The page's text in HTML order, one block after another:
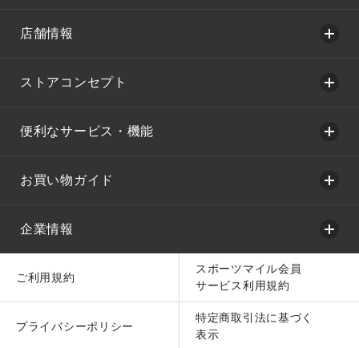
店舗情報
ストアコンセプト
便利なサービス・機能
お買い物ガイド
企業情報
ご利用規約
スポーツマイル会員
サービス利用規約
プライバシーポリシー
特定商取引法に基づく
表示